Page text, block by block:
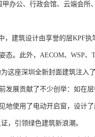
办公、行政会馆、云端会
建筑设计由享誉的层KPF执
。此外，AECOM、WSP、
这座深圳全新封面建筑注入
发展贡献了不少创举：如在
地使用了电动开启窗，设计
，引领绿色建筑新浪潮。